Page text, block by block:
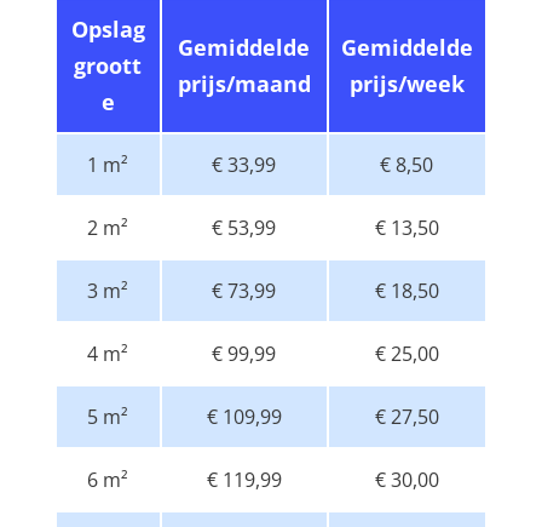
Opslag
groott
e
Gemiddelde
prijs/maand
Gemiddelde
prijs/week
1 m² € 33,99 € 8,50
2 m² € 53,99 € 13,50
3 m² € 73,99 € 18,50
4 m² € 99,99 € 25,00
5 m² € 109,99 € 27,50
6 m² € 119,99 € 30,00